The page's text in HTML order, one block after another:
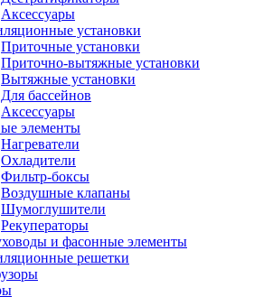
Аксессуары
установки
Приточные установки
Приточно-вытяжные установки
Вытяжные установки
Для бассейнов
Аксессуары
элементы
Нагреватели
Охладители
Фильтр-боксы
Воздушные клапаны
Шумоглушители
Рекуператоры
и фасонные элементы
решетки